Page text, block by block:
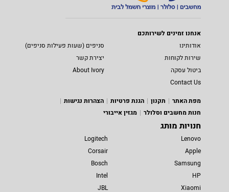
אנחנו זמינים לשירותכם
אודותינו
סניפים (שעות פעילות סניפים)
שירות לקוחות
יצירת קשר
ביטול עסקה
About Ivory
Contact Us
מפת האתר
תקנון הגנת פרטיות
הצהרות נגישות
חנות מחשבים וסלולר
מגזין אייבורי
חנויות מותג
Lenovo
Apple
Samsung
HP
Xiaomi
Logitech
Corsair
Bosch
Intel
JBL